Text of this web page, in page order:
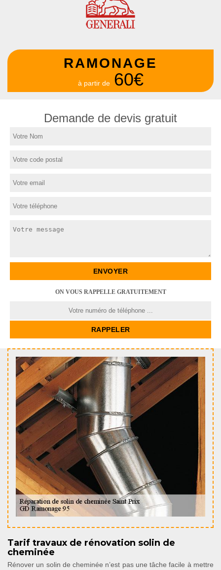
RAMONAGE
à partir de 60€
Demande de devis gratuit
ON VOUS RAPPELLE GRATUITEMENT
Tarif travaux de rénovation solin de
cheminée
Rénover un solin de cheminée n’est pas une tâche facile à mettre